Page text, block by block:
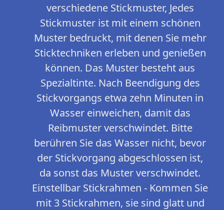
verschiedene Stickmuster, Jedes
Stickmuster ist mit einem schönen
Muster bedruckt, mit denen Sie mehr
Sticktechniken erleben und genießen
können. Das Muster besteht aus
Spezialtinte. Nach Beendigung des
Stickvorgangs etwa zehn Minuten in
Wasser einweichen, damit das
Reibmuster verschwindet. Bitte
berühren Sie das Wasser nicht, bevor
der Stickvorgang abgeschlossen ist,
da sonst das Muster verschwindet.
Einstellbar Stickrahmen - Kommen Sie
mit 3 Stickrahmen, sie sind glatt und